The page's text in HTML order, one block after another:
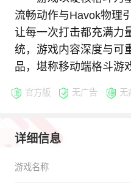
流畅动作与Havok物理
让每一次打击都充满力
统，游戏内容深度与可
品，堪称移动端格斗游
官方版 无广告 无
详细信息
游戏名称